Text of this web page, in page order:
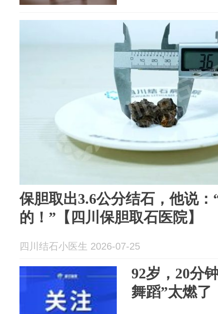
保胆取出3.6公分结石，他说
的！”【四川保胆取石医院】
四川结石小医生 2026-07-25
92岁，20分
舞蹈”太燃了